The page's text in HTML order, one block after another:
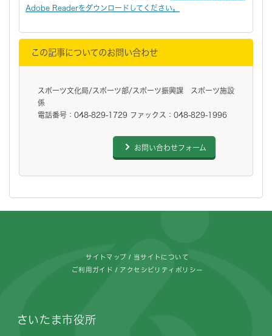
Adobe Readerをダウンロードしてください。
この記事についてのお問い合わせ
スポーツ文化局/スポーツ部/スポーツ振興課 スポーツ施設
係
電話番号：048-829-1729 ファックス：048-829-1996
お問い合わせフォーム
サイトマップ 当サイトについて
ご利用ガイド アクセシビリティポリシー
さいたま市役所